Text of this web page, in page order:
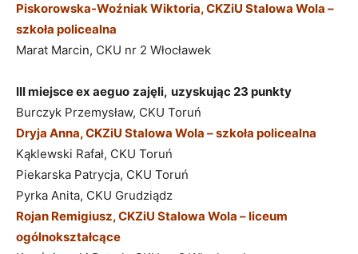
Piskorowska-Woźniak Wiktoria, CKZiU Stalowa Wola –
szkoła policealna
Marat Marcin, CKU nr 2 Włocławek
III miejsce ex aeguo zajęli, uzyskując 23 punkty
Burczyk Przemysław, CKU Toruń
Dryja Anna, CKZiU Stalowa Wola – szkoła policealna
Kąklewski Rafał, CKU Toruń
Piekarska Patrycja, CKU Toruń
Pyrka Anita, CKU Grudziądz
Rojan Remigiusz, CKZiU Stalowa Wola – liceum
ogólnokształcące